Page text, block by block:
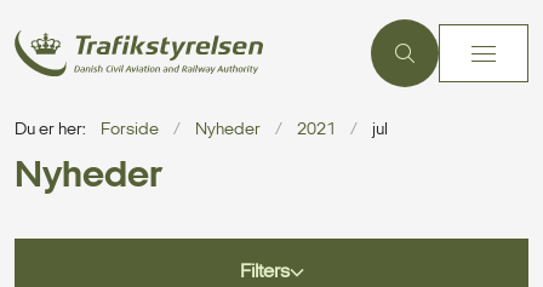
Du er her: Forside Nyheder 2021 jul
Nyheder
Filters